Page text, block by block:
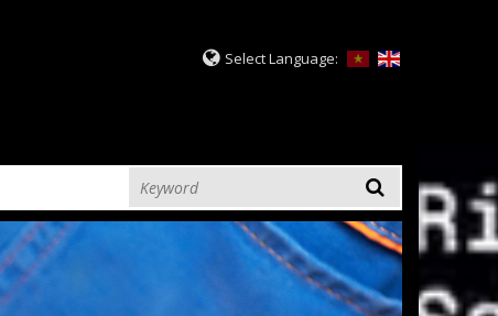
Select Language: